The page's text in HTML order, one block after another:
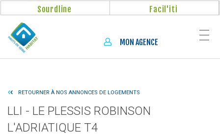
principal
Sourdline Facil'iti
MON AGENCE
RETOURNER À NOS ANNONCES DE LOGEMENTS
LLI - LE PLESSIS ROBINSON
L'ADRIATIQUE T4
Panneau de gestion des cookies